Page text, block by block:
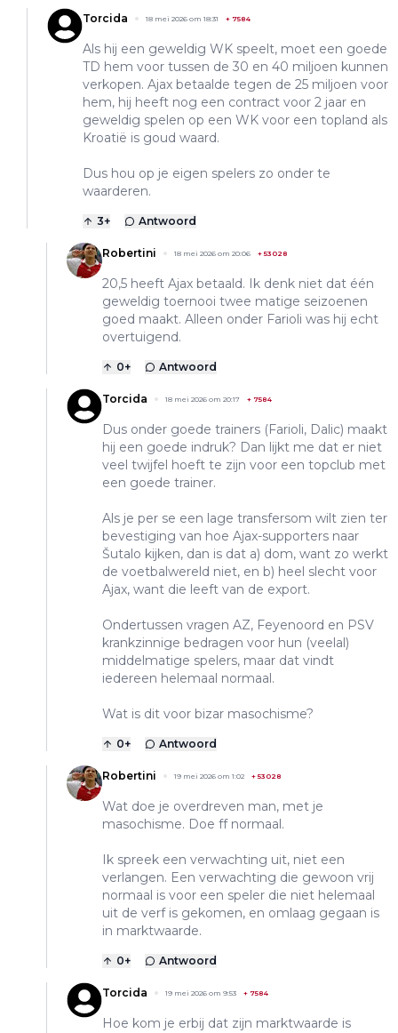
Torcida 18 mei 2026 om 18:31 + 7584
Als hij een geweldig WK speelt, moet een goede
TD hem voor tussen de 30 en 40 miljoen kunnen
verkopen. Ajax betaalde tegen de 25 miljoen voor
hem, hij heeft nog een contract voor 2 jaar en
geweldig spelen op een WK voor een topland als
Kroatië is goud waard.
Dus hou op je eigen spelers zo onder te
waarderen.
3+ Antwoord
Robertini 18 mei 2026 om 20:06 + 53028
20,5 heeft Ajax betaald. Ik denk niet dat één
geweldig toernooi twee matige seizoenen
goed maakt. Alleen onder Farioli was hij echt
overtuigend.
0+ Antwoord
Torcida 18 mei 2026 om 20:17 + 7584
Dus onder goede trainers (Farioli, Dalic) maakt
hij een goede indruk? Dan lijkt me dat er niet
veel twijfel hoeft te zijn voor een topclub met
een goede trainer.
Als je per se een lage transfersom wilt zien ter
bevestiging van hoe Ajax-supporters naar
Šutalo kijken, dan is dat a) dom, want zo werkt
de voetbalwereld niet, en b) heel slecht voor
Ajax, want die leeft van de export.
Ondertussen vragen AZ, Feyenoord en PSV
krankzinnige bedragen voor hun (veelal)
middelmatige spelers, maar dat vindt
iedereen helemaal normaal.
Wat is dit voor bizar masochisme?
0+ Antwoord
Robertini 19 mei 2026 om 1:02 + 53028
Wat doe je overdreven man, met je
masochisme. Doe ff normaal.
Ik spreek een verwachting uit, niet een
verlangen. Een verwachting die gewoon vrij
normaal is voor een speler die niet helemaal
uit de verf is gekomen, en omlaag gegaan is
in marktwaarde.
0+ Antwoord
Torcida 19 mei 2026 om 9:53 + 7584
Hoe kom je erbij dat zijn marktwaarde is